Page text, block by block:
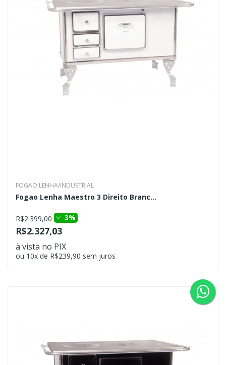
FOGAO LENHA/INDUSTRIAL
Fogao Lenha Maestro 3 Direito Branc...
R$2.399,00 3%
R$2.327,03
à vista no PIX
ou 10x de R$239,90 sem juros